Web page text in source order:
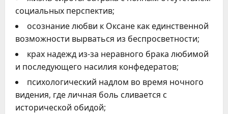
социальных перспектив;
осознание любви к Оксане как единственной
возможности вырваться из беспросветности;
крах надежд из-за неравного брака любимой
и последующего насилия конфедератов;
психологический надлом во время ночного
видения, где личная боль сливается с
исторической обидой;